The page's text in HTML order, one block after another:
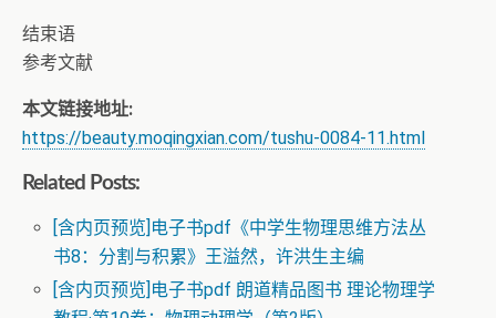
结束语
参考文献
本文链接地址:
https://beauty.moqingxian.com/tushu-0084-11.html
Related Posts:
[含内页预览]电子书pdf《中学生物理思维方法丛
书8：分割与积累》王溢然，许洪生主编
[含内页预览]电子书pdf 朗道精品图书 理论物理学